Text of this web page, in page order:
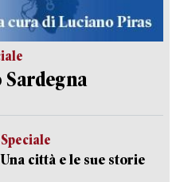
Speciale
Una città e le sue storie